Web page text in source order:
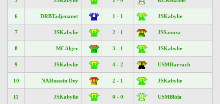
6 DRBTadjenanet 1 - 1 JSKabylie
7 JSKabylie 2 - 1 JSSaoura
8 MCAlger 3 - 1 JSKabylie
9 JSKabylie 4 - 2 USMHarrach
10 NAHussein Dey 2 - 1 JSKabylie
11 JSKabylie 0 - 0 USMBlida